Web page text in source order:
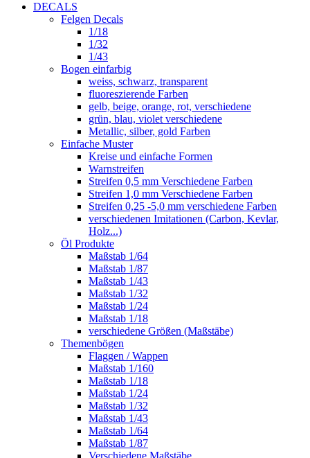
DECALS
Felgen Decals
1/18
1/32
1/43
Bogen einfarbig
weiss, schwarz, transparent
fluoreszierende Farben
gelb, beige, orange, rot, verschiedene
grün, blau, violet verschiedene
Metallic, silber, gold Farben
Einfache Muster
Kreise und einfache Formen
Warnstreifen
Streifen 0,5 mm Verschiedene Farben
Streifen 1,0 mm Verschiedene Farben
Streifen 0,25 -5,0 mm verschiedene Farben
verschiedenen Imitationen (Carbon, Kevlar,
Holz...)
Öl Produkte
Maßstab 1/64
Maßstab 1/87
Maßstab 1/43
Maßstab 1/32
Maßstab 1/24
Maßstab 1/18
verschiedene Größen (Maßstäbe)
Themenbögen
Flaggen / Wappen
Maßstab 1/160
Maßstab 1/18
Maßstab 1/24
Maßstab 1/32
Maßstab 1/43
Maßstab 1/64
Maßstab 1/87
Verschiedene Maßstäbe